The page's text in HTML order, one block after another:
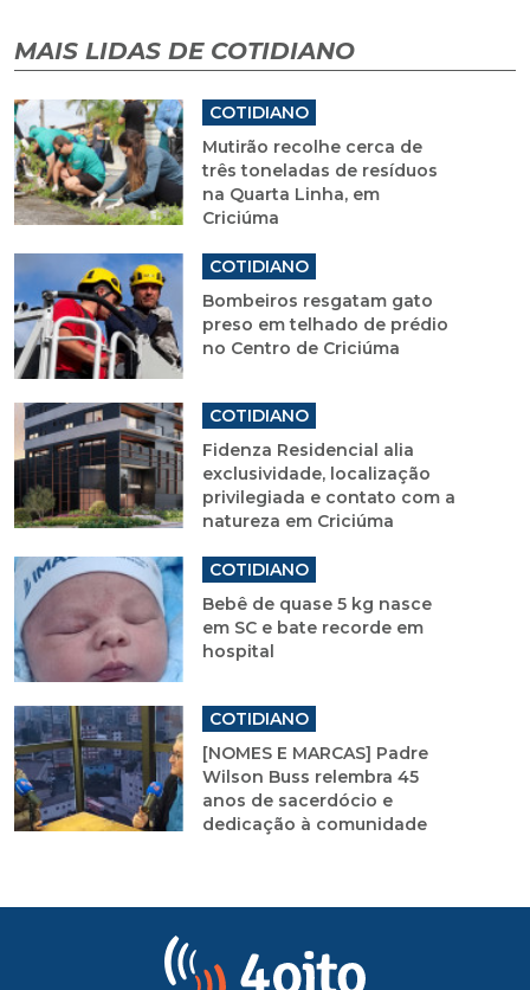
MAIS LIDAS DE COTIDIANO
COTIDIANO
Mutirão recolhe cerca de
três toneladas de resíduos
na Quarta Linha, em
Criciúma
COTIDIANO
Bombeiros resgatam gato
preso em telhado de prédio
no Centro de Criciúma
COTIDIANO
Fidenza Residencial alia
exclusividade, localização
privilegiada e contato com a
natureza em Criciúma
COTIDIANO
Bebê de quase 5 kg nasce
em SC e bate recorde em
hospital
COTIDIANO
[NOMES E MARCAS] Padre
Wilson Buss relembra 45
anos de sacerdócio e
dedicação à comunidade